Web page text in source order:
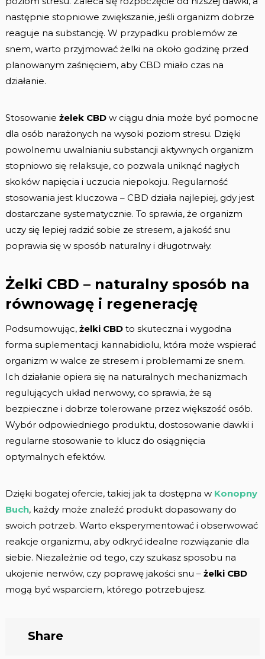
następnie stopniowe zwiększanie, jeśli organizm dobrze
reaguje na substancję. W przypadku problemów ze
snem, warto przyjmować żelki na około godzinę przed
planowanym zaśnięciem, aby CBD miało czas na
działanie.
Stosowanie żelek CBDw ciągu dnia może być pomocne
dla osób narażonych na wysoki poziom stresu. Dzięki
powolnemu uwalnianiu substancji aktywnych organizm
stopniowo się relaksuje, co pozwala uniknąć nagłych
skoków napięcia i uczucia niepokoju. Regularność
stosowania jest kluczowa – CBD działa najlepiej, gdy jest
dostarczane systematycznie. To sprawia, że organizm
uczy się lepiej radzić sobie ze stresem, a jakość snu
poprawia się w sposób naturalny i długotrwały.
Żelki CBD – naturalny sposób na
równowagę i regenerację
Podsumowując, żelki CBDto skuteczna i wygodna
forma suplementacji kannabidiolu, która może wspierać
organizm w walce ze stresem i problemami ze snem.
Ich działanie opiera się na naturalnych mechanizmach
regulujących układ nerwowy, co sprawia, że są
bezpieczne i dobrze tolerowane przez większość osób.
Wybór odpowiedniego produktu, dostosowanie dawki i
regularne stosowanie to klucz do osiągnięcia
optymalnych efektów.
Dzięki bogatej ofercie, takiej jak ta dostępna w Konopny
Buch, każdy może znaleźć produkt dopasowany do
swoich potrzeb. Warto eksperymentować i obserwować
reakcje organizmu, aby odkryć idealne rozwiązanie dla
siebie. Niezależnie od tego, czy szukasz sposobu na
ukojenie nerwów, czy poprawę jakości snu – żelki CBD
mogą być wsparciem, którego potrzebujesz.
Share